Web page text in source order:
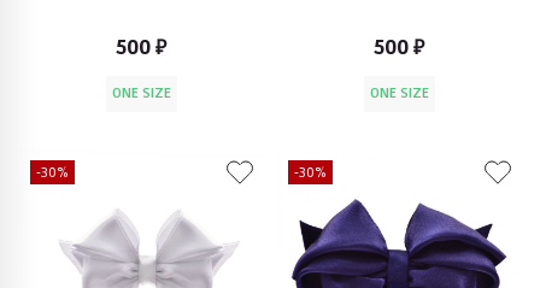
500 ₽
ONE SIZE
500 ₽
ONE SIZE
-30% -30%